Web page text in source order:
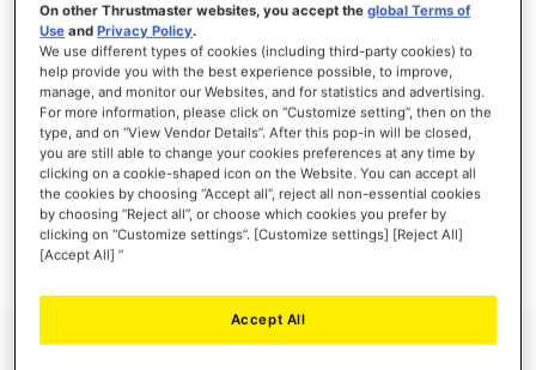
NOVOS CLIENTES
Criar uma conta online tem muitas vantagens: finalizar as encomendas mais
rapidamente, gravar mais que uma morada, seguir o estado das suas encomendas e
muito mais.
CRIAR UMA CONTA
On other Thrustmaster websites, you accept theglobal Terms of
Use andPrivacy Policy.
We use different types of cookies (including third-party cookies) to
help provide you with the best experience possible, to improve,
manage, and monitor our Websites, and for statistics and advertising.
For more information, please click on “Customize setting”, then on the
type, and on “View Vendor Details”. After this pop-in will be closed,
you are still able to change your cookies preferences at any time by
clicking on a cookie-shaped icon on the Website. You can accept all
the cookies by choosing “Accept all”, reject all non-essential cookies
by choosing “Reject all”, or choose which cookies you prefer by
clicking on “Customize settings”. [Customize settings] [Reject All]
[Accept All] ”
Accept All